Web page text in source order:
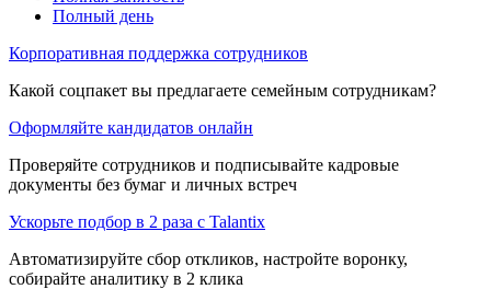
Полный день
Корпоративная поддержка сотрудников
Какой соцпакет вы предлагаете семейным сотрудникам?
Оформляйте кандидатов онлайн
Проверяйте сотрудников и подписывайте кадровые
документы без бумаг и личных встреч
Ускорьте подбор в 2 раза с Talantix
Автоматизируйте сбор откликов, настройте воронку,
собирайте аналитику в 2 клика